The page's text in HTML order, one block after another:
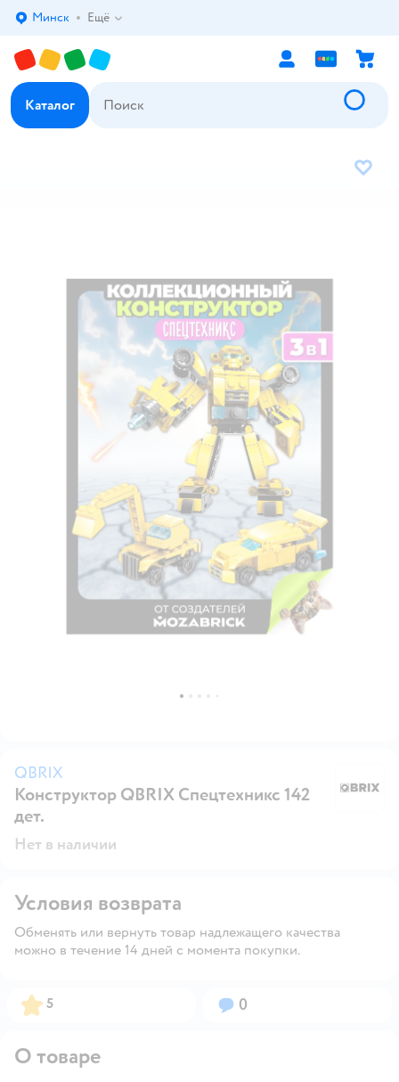
Выбор адреса доставки.
Минск Ещё
Каталог
В
QBRIX
Конструктор QBRIX Спецтехникс 142
дет.
Нет в наличии
Условия возврата
Обменять или вернуть товар надлежащего качества
можно в течение 14 дней с момента покупки.
Рейтинг:
5 Вопросов:
0
О товаре